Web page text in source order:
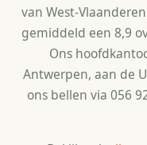
van West-
gemiddeld een 8,9
Ons
Antwerpen, aan de
ons bellen via 056